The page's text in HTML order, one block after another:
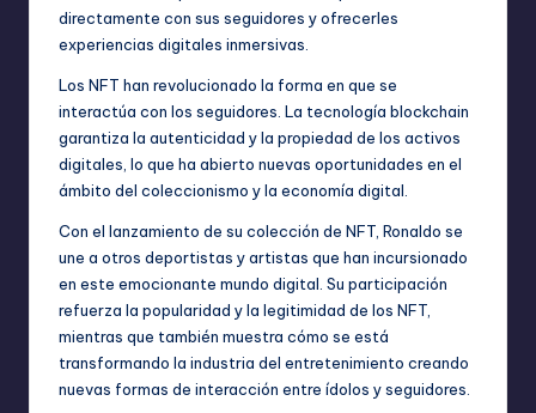
directamente con sus seguidores y ofrecerles
experiencias digitales inmersivas.
Los NFT han revolucionado la forma en que se
interactúa con los seguidores. La tecnología blockchain
garantiza la autenticidad y la propiedad de los activos
digitales, lo que ha abierto nuevas oportunidades en el
ámbito del coleccionismo y la economía digital.
Con el lanzamiento de su colección de NFT, Ronaldo se
une a otros deportistas y artistas que han incursionado
en este emocionante mundo digital. Su participación
refuerza la popularidad y la legitimidad de los NFT,
mientras que también muestra cómo se está
transformando la industria del entretenimiento creando
nuevas formas de interacción entre ídolos y seguidores.